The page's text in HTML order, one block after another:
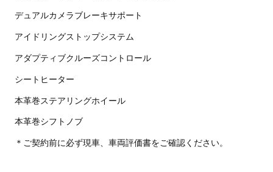
デュアルカメラブレーキサポート
アイドリングストップシステム
アダプティブクルーズコントロール
シートヒーター
本革巻ステアリングホイール
本革巻シフトノブ
＊ご契約前に必ず現車、車両評価書をご確認ください。